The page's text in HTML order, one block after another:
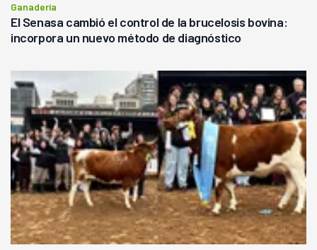
Ganadería
El Senasa cambió el control de la brucelosis bovina:
incorpora un nuevo método de diagnóstico